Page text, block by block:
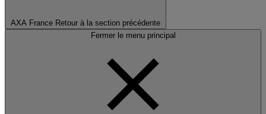
AXA France Retour à la section précédente
Fermer le menu principal